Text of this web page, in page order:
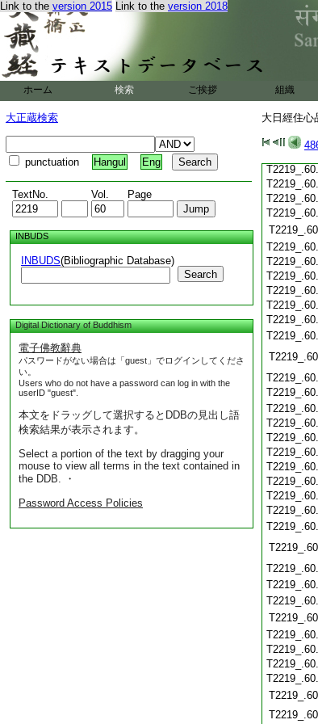
Link to the version 2015 Link to the version 2018
ホーム 検索 ご挨拶 組織
大正蔵検索
punctuation Hangul Eng
TextNo. Vol. Page
INBUDS
INBUDS(Bibliographic Database)
Search
Digital Dictionary of Buddhism
電子佛教辭典
パスワードがない場合は「guest」でログインしてくださ
い。
Users who do not have a password can log in with the
userID "guest".
本文をドラッグして選択するとDDBの見出し語
検索結果が表示されます。
Select a portion of the text by dragging your
mouse to view all terms in the text contained in
the DDB. ・
Password Access Policies
大日經住心